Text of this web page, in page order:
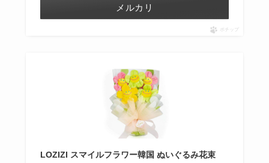
メルカリ
ポチップ
LOZIZI スマイルフラワー韓国 ぬいぐるみ花束